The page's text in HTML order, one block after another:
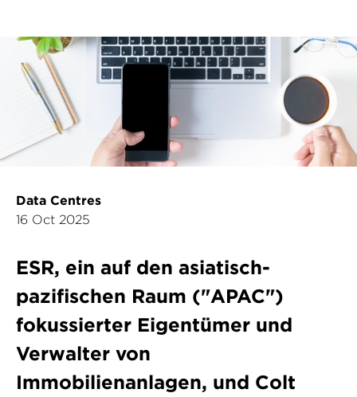
Data Centres
16 Oct 2025
ESR, ein auf den asiatisch-
pazifischen Raum ("APAC")
fokussierter Eigentümer und
Verwalter von
Immobilienanlagen, und Colt